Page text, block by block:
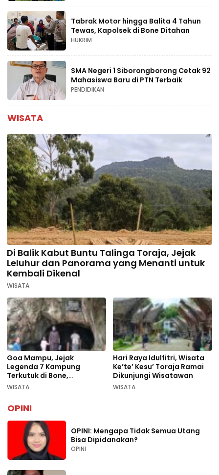
Tabrak Motor hingga Balita 4 Tahun
Tewas, Kapolsek di Bone Ditahan
HUKRIM
SMA Negeri 1 Siborongborong Cetak 92
Mahasiswa Baru di PTN Terbaik
PENDIDIKAN
WISATA
Di Balik Kabut Buntu Talinga Toraja, Jejak
Leluhur dan Panorama yang Menanti untuk
Kembali Dikenal
WISATA
Goa Mampu, Jejak
Legenda 7 Kampung
Terkutuk di Bone,
Rekomendasi Liburan
WISATA
Hari Raya Idulfitri, Wisata
Ke’te’ Kesu’ Toraja Ramai
Dikunjungi Wisatawan
WISATA
OPINI
OPINI: Mengapa Tidak Semua Utang
Bisa Dipidanakan?
OPINI